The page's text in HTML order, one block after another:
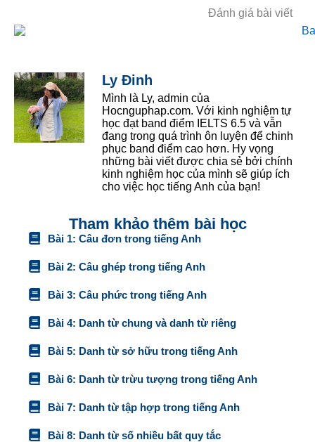
Đánh giá bài viết
Ly Đinh
Mình là Ly, admin của
Hocnguphap.com. Với kinh nghiệm tự
học đạt band điểm IELTS 6.5 và vẫn
đang trong quá trình ôn luyện để chinh
phục band điểm cao hơn. Hy vọng
những bài viết được chia sẻ bởi chính
kinh nghiệm học của mình sẽ giúp ích
cho việc học tiếng Anh của bạn!
Tham khảo thêm bài học
Bài 1: Câu đơn trong tiếng Anh
Bài 2: Câu ghép trong tiếng Anh
Bài 3: Câu phức trong tiếng Anh
Bài 4: Danh từ chung và danh từ riêng
Bài 5: Danh từ sở hữu trong tiếng Anh
Bài 6: Danh từ trừu tượng trong tiếng Anh
Bài 7: Danh từ tập hợp trong tiếng Anh
Bài 8: Danh từ số nhiều bất quy tắc